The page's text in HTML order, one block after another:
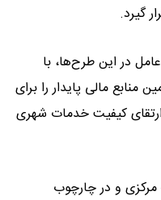
گیرد.
در این طرح‌ها، با
منابع مالی پایدار را برای
کیفیت خدمات شهری
و در چارچوب